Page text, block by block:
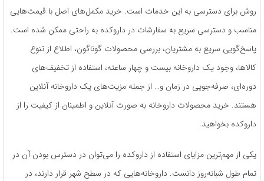
روش برای دسترسی به این خدمات است. خرید مکمل‌های اصل با قیمت‌هایی
مناسب و دسترسی سریع به سفارشات در داروکده به راحتی ممکن شده است.
پاسخ‌گویی سریع به مشتریان، بررسی محصولات گوناگون، اطلاع از تنوع
کالاها، وجود یک داروخانه بیست و چهار ساعته، استفاده از تخفیف‌های
دوره‌ای، صرفه‌جویی در زمان و… از جمله مزیت‌های یک داروخانه آنلاین
هستند. خرید محصولات داروخانه به صورت آنلاین و اطمینان از کیفیت را از
داروکده بخواهید.
یکی از مهم‌ترین مزایای استفاده از داروکده را می‌توان در دسترس بودن آن در
تمام طول شبانه‌روز دانست. داروخانه‌هایی که در سطح شهر قرار دارند، در